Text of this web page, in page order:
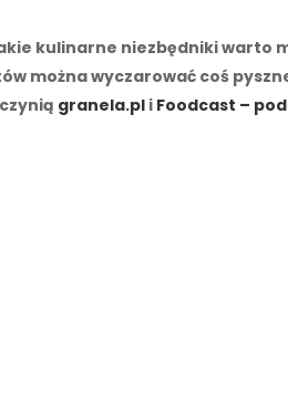
kulinarne niezbędniki warto
można wyczarować coś
granela.pl i Foodcast –